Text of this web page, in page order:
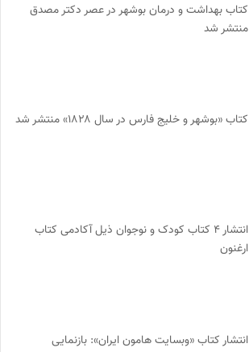
کتاب بهداشت و درمان بوشهر در عصر دکتر مصدق
منتشر شد
کتاب «بوشهر و خلیج فارس در سال ۱۸۲۸» منتشر شد
انتشار ۴ کتاب کودک و نوجوان ذیل آکادمی کتاب
ارغنون
انتشار کتاب «وبسایت هامون ایران»: بازنمایی